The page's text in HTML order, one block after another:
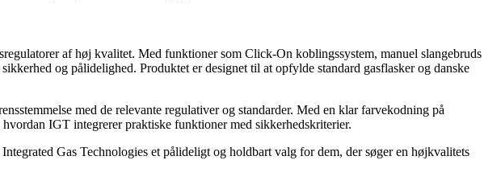
af høj kvalitet. Med funktioner som Click-On koblingssystem, manuel slangebruds
og pålidelighed. Produktet er designet til at opfylde standard gasflasker og danske
med de relevante regulativer og standarder. Med en klar farvekodning på
IGT integrerer praktiske funktioner med sikkerhedskriterier.
Gas Technologies et pålideligt og holdbart valg for dem, der søger en højkvalitets